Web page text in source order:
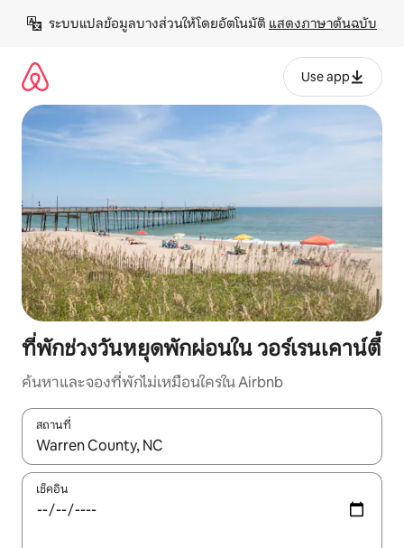
เนื้อหา
ระบบแปลข้อมูลบางส่วนให้โดยอัตโนมัติ แสดงภาษาต้นฉบับ
Use app
ที่พักช่วงวันหยุดพักผ่อนใน วอร์เรนเคาน์ตี้
ค้นหาและจองที่พักไม่เหมือนใครใน Airbnb
สถานที่
ใช้ลูกศรขึ้นลง หรือใช้การสัมผัสหรือปัด เพื่อสำรวจผลการค้นหา
เช็คอิน